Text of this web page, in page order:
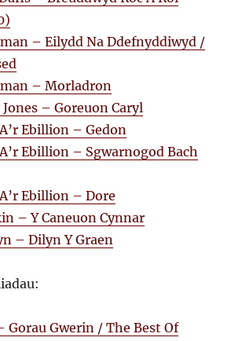
– Eilydd Na Ddefnyddiwyd /
– Morladron
– Goreuon Caryl
Ebillion – Gedon
Ebillion – Sgwarnogod Bach
Ebillion – Dore
– Y Caneuon Cynnar
– Dilyn Y Graen
Gorau Gwerin / The Best Of